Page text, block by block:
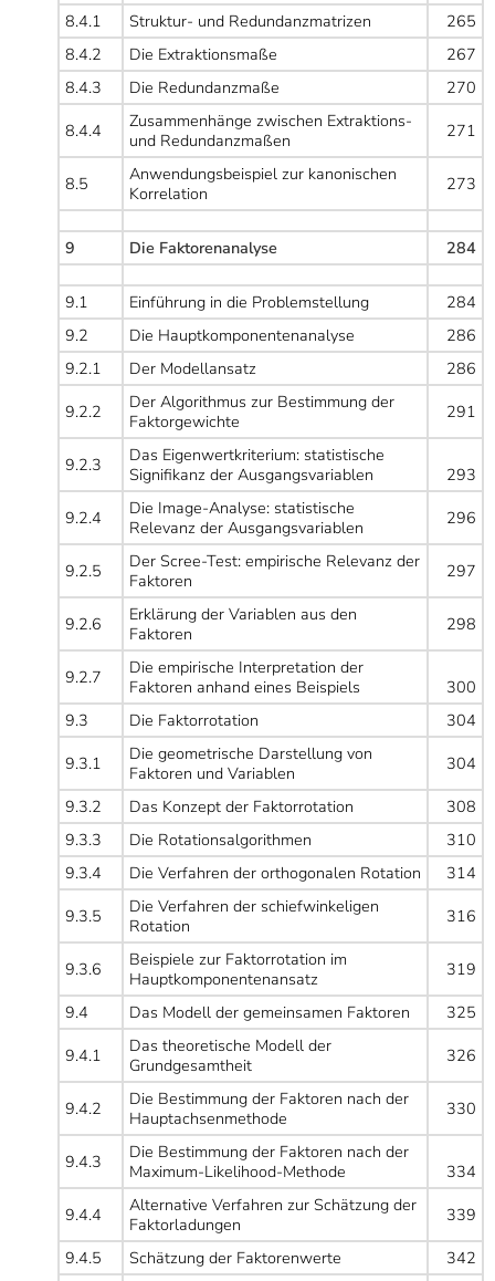
8.4.1
Struktur- und Redundanzmatrizen
265
8.4.2
Die Extraktionsmaße
267
8.4.3
Die Redundanzmaße
270
8.4.4
Zusammenhänge zwischen Extraktions-
und Redundanzmaßen
271
8.5
Anwendungsbeispiel zur kanonischen
Korrelation
273
9 Die Faktorenanalyse 284
9.1 Einführung in die Problemstellung
284
9.2
Die Hauptkomponentenanalyse
286
9.2.1
Der Modellansatz
286
9.2.2
Der Algorithmus zur Bestimmung der
Faktorgewichte
291
9.2.3
Das Eigenwertkriterium: statistische
Signifikanz der Ausgangsvariablen
293
9.2.4
Die Image-Analyse: statistische
Relevanz der Ausgangsvariablen
296
9.2.5
Der Scree-Test: empirische Relevanz der
Faktoren
297
9.2.6
Erklärung der Variablen aus den
Faktoren
298
9.2.7
Die empirische Interpretation der
Faktoren anhand eines Beispiels
300
9.3
Die Faktorrotation
304
9.3.1
Die geometrische Darstellung von
Faktoren und Variablen
304
9.3.2
Das Konzept der Faktorrotation
308
9.3.3
Die Rotationsalgorithmen
310
9.3.4
Die Verfahren der orthogonalen Rotation
314
9.3.5
Die Verfahren der schiefwinkeligen
Rotation
316
9.3.6
Beispiele zur Faktorrotation im
Hauptkomponentenansatz
319
9.4
Das Modell der gemeinsamen Faktoren
325
9.4.1
Das theoretische Modell der
Grundgesamtheit
326
9.4.2
Die Bestimmung der Faktoren nach der
Hauptachsenmethode
330
9.4.3
Die Bestimmung der Faktoren nach der
Maximum-Likelihood-Methode
334
9.4.4
Alternative Verfahren zur Schätzung der
Faktorladungen
339
9.4.5
Schätzung der Faktorenwerte
342